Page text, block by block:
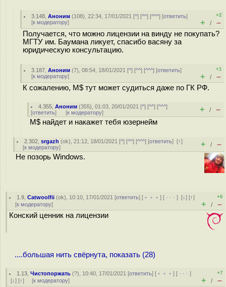
3.148 ,Аноним (108), 22:34, 17/01/2021 [^] [^^] [^^^] [ответить]
[к модератору]
+2
+ / –
Получается, что можно лицензии на винду не покупать?
МГТУ им. Баумана ликует, спасибо васяну за
юридическую консультацию.
3.187 ,Аноним (7), 08:54, 18/01/2021 [^] [^^] [^^^] [ответить]
[к модератору]
+1
+ / –
К сожалению, M$ тут может судиться даже по ГК РФ.
4.355 ,Аноним (355), 01:03, 20/01/2021 [^] [^^] [^^^]
[ответить] [к модератору] + / –
M$ найдет и накажет тебя юзернейм
2.302 ,srgazh (ok), 21:12, 18/01/2021 [^] [^^] [^^^] [ответить][↑]
[к модератору] + / –
Не позорь Windows.
1.9 ,Catwoolfii (ok), 10:10, 17/01/2021 [ответить] [ ﹢﹢﹢] [ · · ·][↓] [↑]
[к модератору]
+6
+ / –
Конский ценник на лицензии
....большая нить свёрнута, показать (28)
1.13 ,Чистопоржать (?), 10:40, 17/01/2021 [ответить] [ ﹢﹢﹢] [ · · ·]
[↓] [↑] [к модератору]
+7
+ / –